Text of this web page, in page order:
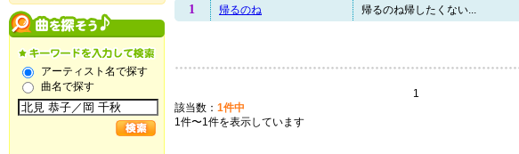
アーティスト名で探す
曲名で探す
1 帰るのね 帰るのね帰したくない...
1
該当数： 1件中
1件〜1件を表示しています